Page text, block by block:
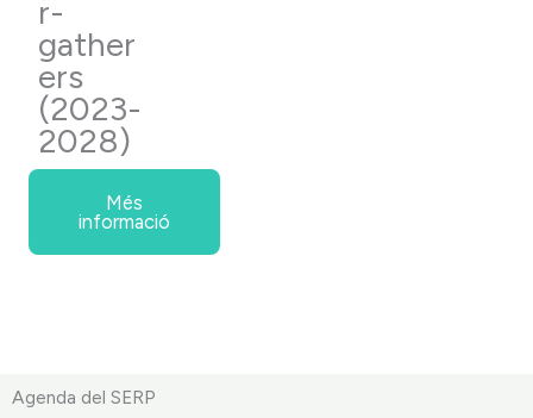
r-
gather
ers
(2023-
2028)
Més
informació
Agenda del SERP